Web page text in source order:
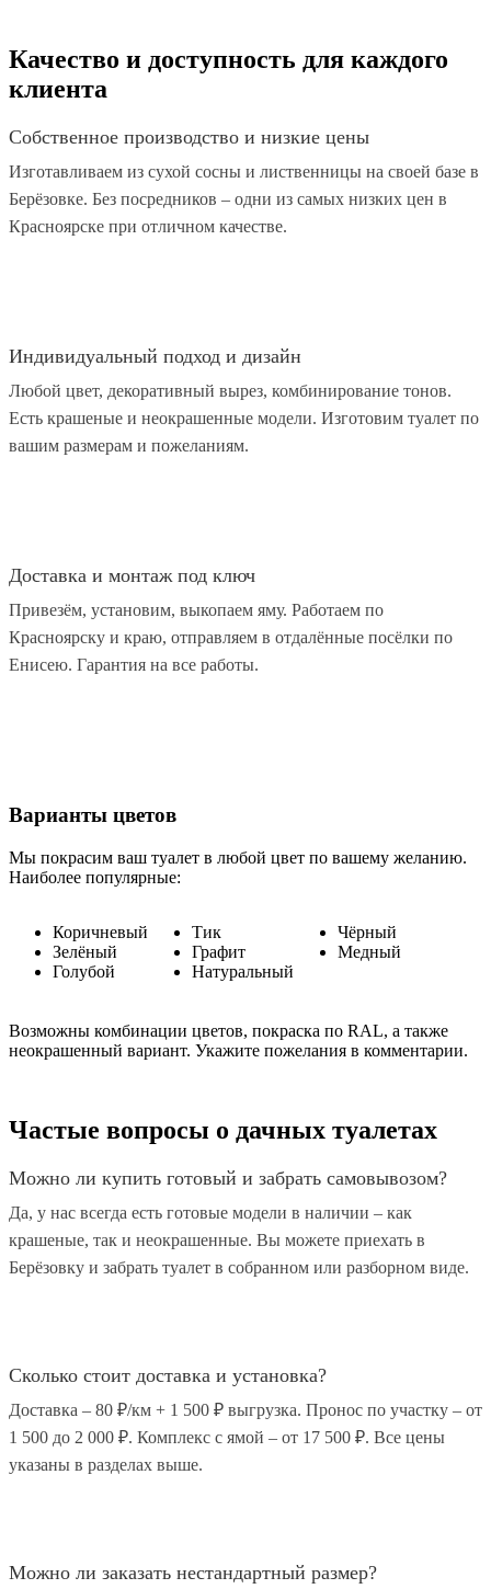
Качество и доступность для каждого
клиента
Собственное производство и низкие цены
Изготавливаем из сухой сосны и лиственницы на своей базе в
Берёзовке. Без посредников – одни из самых низких цен в
Красноярске при отличном качестве.
Индивидуальный подход и дизайн
Любой цвет, декоративный вырез, комбинирование тонов.
Есть крашеные и неокрашенные модели. Изготовим туалет по
вашим размерам и пожеланиям.
Доставка и монтаж под ключ
Привезём, установим, выкопаем яму. Работаем по
Красноярску и краю, отправляем в отдалённые посёлки по
Енисею. Гарантия на все работы.
Варианты цветов
Мы покрасим ваш туалет в любой цвет по вашему желанию.
Наиболее популярные:
Коричневый
Зелёный
Голубой
Тик
Графит
Натуральный
Чёрный
Медный
Возможны комбинации цветов, покраска по RAL, а также
неокрашенный вариант. Укажите пожелания в комментарии.
Частые вопросы о дачных туалетах
Можно ли купить готовый и забрать самовывозом?
Да, у нас всегда есть готовые модели в наличии – как
крашеные, так и неокрашенные. Вы можете приехать в
Берёзовку и забрать туалет в собранном или разборном виде.
Сколько стоит доставка и установка?
Доставка – 80 ₽/км + 1 500 ₽ выгрузка. Пронос по участку – от
1 500 до 2 000 ₽. Комплекс с ямой – от 17 500 ₽. Все цены
указаны в разделах выше.
Можно ли заказать нестандартный размер?